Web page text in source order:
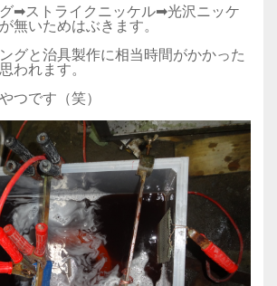
➡ストライクニッケル➡光沢ニッケ
無いためはぶきます。
グと治具製作に相当時間がかかった
われます。
つです（笑）